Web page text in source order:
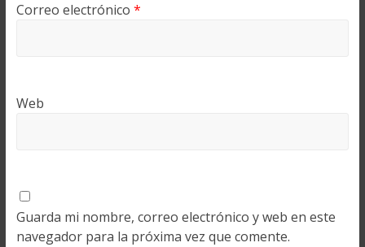
Correo electrónico *
Web
Guarda mi nombre, correo electrónico y web en este
navegador para la próxima vez que comente.